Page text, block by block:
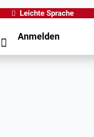
Leichte Sprache
Anmelden